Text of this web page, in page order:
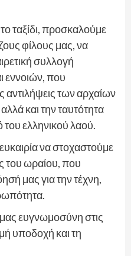
ταξίδι, προσκαλούμε
φίλους μας, να
συλλογή
εννοιών, που
αντιλήψεις των αρχαίων
και την ταυτότητα
του ελληνικού λαού.
να στοχαστούμε
του ωραίου, που
μας για την τέχνη,
ευγνωμοσύνη στις
υποδοχή και τη